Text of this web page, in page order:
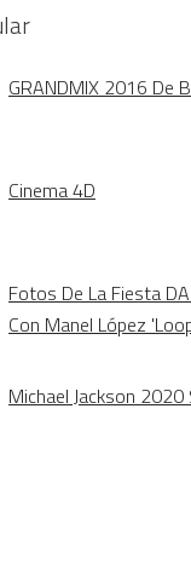
GRANDMIX 2016 De
Cinema 4D
Fotos De La Fiesta
Con Manel López
Michael Jackson 2020